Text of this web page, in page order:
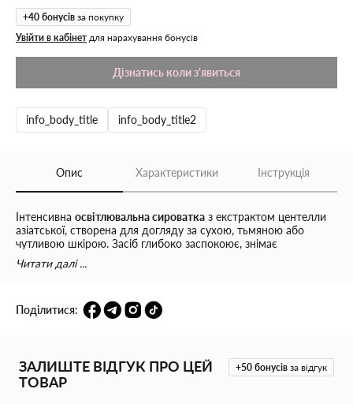
+40 бонусів за покупку
Увійти в кабінет для нарахування бонусів
Дізнатись коли з'явиться
info_body_title info_body_title2
Опис Характеристики Інструкція
Інтенсивна освітлювальна сироватка з екстрактом центелли
азіатської, створена для догляду за сухою, тьмяною або
чутливою шкірою. Засіб глибоко заспокоює, знімає
подразнення та активізує природні процеси відновлення.
бореться з пігментацією: освітлює темні плями, вирівнює тон і
надає обличчю здорового сяйва.
гідратації.
Читати далі ...
Поділитися:
+50 бонусів за відгук
ЗАЛИШТЕ ВІДГУК ПРО ЦЕЙ
ТОВАР